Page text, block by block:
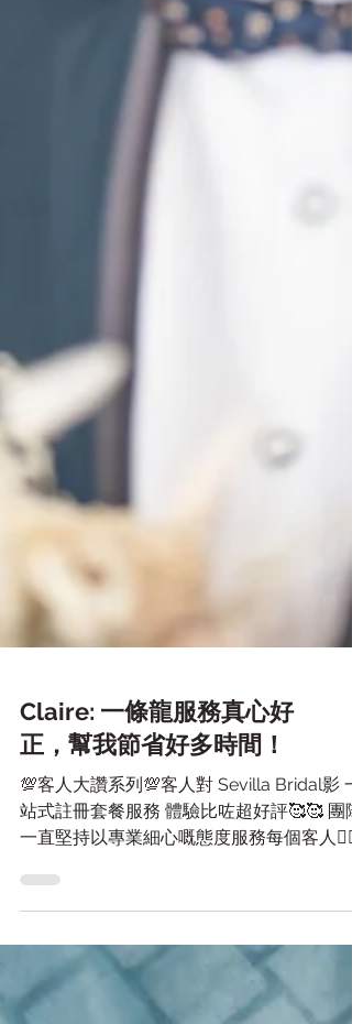
Claire: 一條龍服務真心好
正，幫我節省好多時間！
💯客人大讚系列💯客人對 Sevilla Bridal影 一
站式註冊套餐服務 體驗比咗超好評🥰🥰 團隊
一直堅持以專業細心嘅態度服務每個客人❤️‍🔥
評價： 一條龍服務真心好正，可以幫我節省
好多時間，唔使逐一搵人對接。 鋪頭員工好
好人，好有耐性亦好專業解答問題，好快就